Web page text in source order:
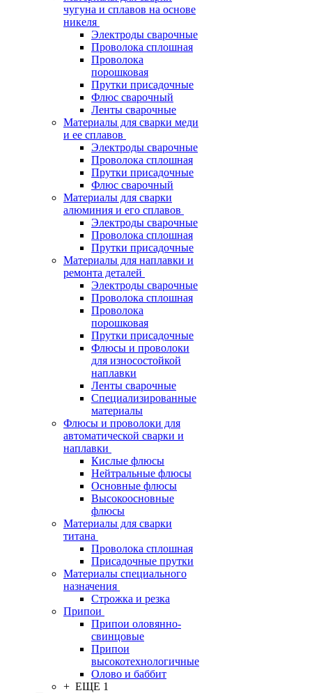
чугуна и сплавов на основе
никеля
Электроды сварочные
Проволока сплошная
Проволока
порошковая
Прутки присадочные
Флюс сварочный
Ленты сварочные
Материалы для сварки меди
и ее сплавов
Электроды сварочные
Проволока сплошная
Прутки присадочные
Флюс сварочный
Материалы для сварки
алюминия и его сплавов
Электроды сварочные
Проволока сплошная
Прутки присадочные
Материалы для наплавки и
ремонта деталей
Электроды сварочные
Проволока сплошная
Проволока
порошковая
Прутки присадочные
Флюсы и проволоки
для износостойкой
наплавки
Ленты сварочные
Специализированные
материалы
Флюсы и проволоки для
автоматической сварки и
наплавки
Кислые флюсы
Нейтральные флюсы
Основные флюсы
Высокоосновные
флюсы
Материалы для сварки
титана
Проволока сплошная
Присадочные прутки
Материалы специального
назначения
Строжка и резка
Припои
Припои оловянно-
свинцовые
Припои
высокотехнологичные
Олово и баббит
+ ЕЩЕ 1